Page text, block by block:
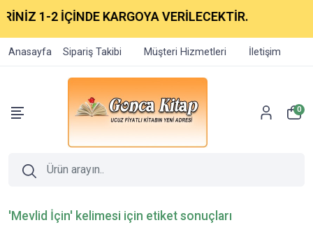
1-2 İÇİNDE KARGOYA VERİLECEKTİR.
Anasayfa Sipariş Takibi Müşteri Hizmetleri İletişim
0
'Mevlid İçin' kelimesi için etiket sonuçları